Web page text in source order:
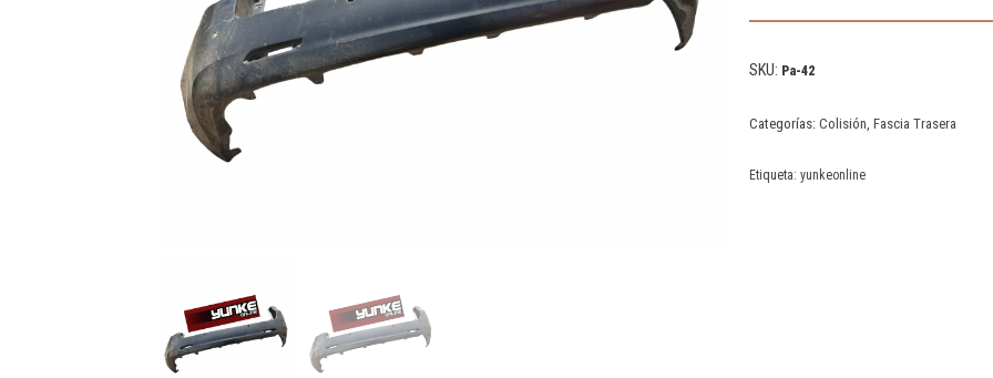
SKU: Pa-42
Categorías: Colisión Fascia Trasera
Etiqueta: yunkeonline